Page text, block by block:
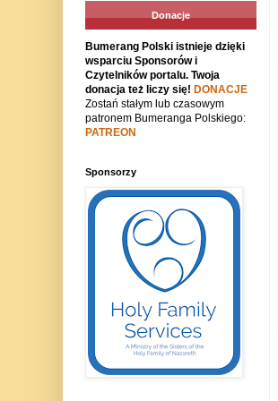
Donacje
Bumerang Polski istnieje dzięki
wsparciu Sponsorów i
Czytelników portalu. Twoja
donacja też liczy się! DONACJE
Zostań stałym lub czasowym
patronem Bumeranga Polskiego:
PATREON
Sponsorzy